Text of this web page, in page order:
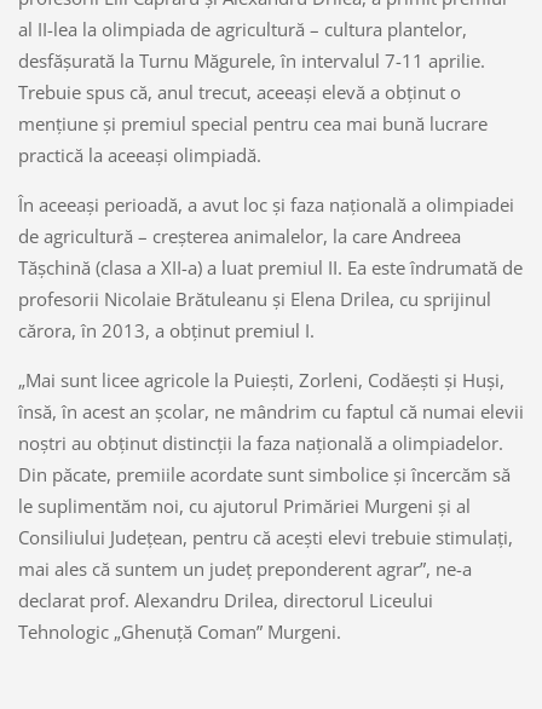
al II-lea la olimpiada de agricultură – cultura plantelor,
desfășurată la Turnu Măgurele, în intervalul 7-11 aprilie.
Trebuie spus că, anul trecut, aceeași elevă a obținut o
mențiune și premiul special pentru cea mai bună lucrare
practică la aceeași olimpiadă.
În aceeași perioadă, a avut loc și faza națională a olimpiadei
de agricultură – creșterea animalelor, la care Andreea
Tășchină (clasa a XII-a) a luat premiul II. Ea este îndrumată de
profesorii Nicolaie Brătuleanu și Elena Drilea, cu sprijinul
cărora, în 2013, a obținut premiul I.
„Mai sunt licee agricole la Puiești, Zorleni, Codăești și Huși,
însă, în acest an școlar, ne mândrim cu faptul că numai elevii
noștri au obținut distincții la faza națională a olimpiadelor.
Din păcate, premiile acordate sunt simbolice și încercăm să
le suplimentăm noi, cu ajutorul Primăriei Murgeni și al
Consiliului Județean, pentru că acești elevi trebuie stimulați,
mai ales că suntem un județ preponderent agrar”, ne-a
declarat prof. Alexandru Drilea, directorul Liceului
Tehnologic „Ghenuță Coman” Murgeni.